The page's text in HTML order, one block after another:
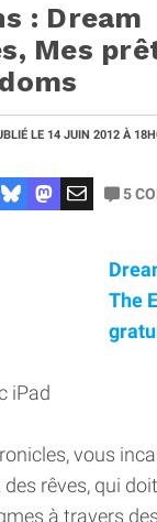
: Dream
Mes
LE 14 JUIN 2012 À
5
The
iPad
vous
des rêves, qui
à travers